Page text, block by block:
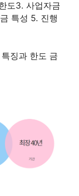
도3. 사업자금
특성 5. 진행